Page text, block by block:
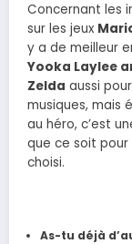
Concernant les
sur les jeux
y a de meilleur
Yooka Laylee
Zelda aussi
musiques, mais
au héro, c’est
que ce soit pour
choisi.
As-tu déjà